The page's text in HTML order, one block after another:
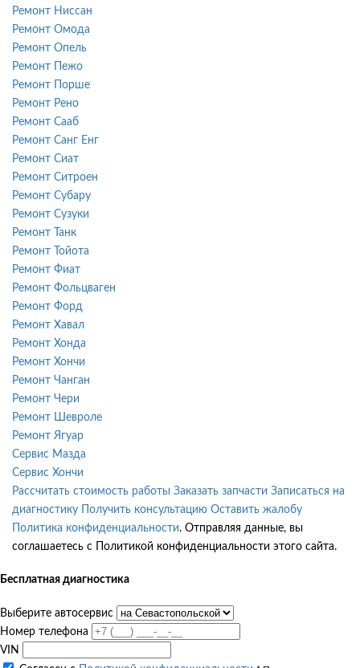
Ремонт Ниссан
Ремонт Омода
Ремонт Опель
Ремонт Пежо
Ремонт Порше
Ремонт Рено
Ремонт Сааб
Ремонт Санг Енг
Ремонт Сиат
Ремонт Ситроен
Ремонт Субару
Ремонт Сузуки
Ремонт Танк
Ремонт Тойота
Ремонт Фиат
Ремонт Фольцваген
Ремонт Форд
Ремонт Хавал
Ремонт Хонда
Ремонт Хончи
Ремонт Чанган
Ремонт Чери
Ремонт Шевроле
Ремонт Ягуар
Сервис Мазда
Сервис Хончи
Рассчитать стоимость работы Заказать запчасти Записаться на
диагностику
Получить консультацию Оставить жалобу
Политика конфиденциальности. Отправляя данные, вы
соглашаетесь с Политикой конфиденциальности этого сайта.
Бесплатная диагностика
Выберите автосервис
Номер телефона
VIN